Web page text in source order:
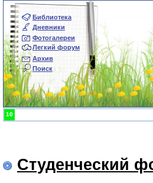
Библиотека
Дневники
Фотогалереи
Легкий форум
Архив
Поиск
10
Студенческий